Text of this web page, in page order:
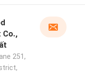
Co.,
251,